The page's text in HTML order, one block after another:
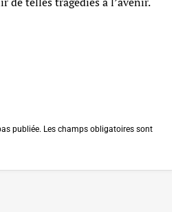
publiée. Les champs obligatoires sont